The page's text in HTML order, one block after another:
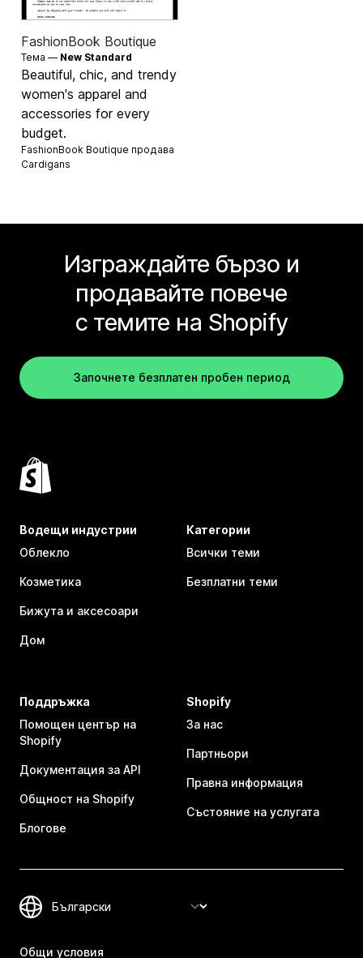
FashionBook Boutique
Тема — New Standard
Beautiful, chic, and trendy
women's apparel and
accessories for every
budget.
FashionBook Boutique продава
Cardigans
Изграждайте бързо и
продавайте повече
с темите на Shopify
Започнете безплатен пробен период
Водещи индустрии
Облекло
Козметика
Бижута и аксесоари
Дом
Категории
Всички теми
Безплатни теми
Поддръжка
Помощен център на
Shopify
Документация за API
Общност на Shopify
Блогове
Shopify
За нас
Партньори
Правна информация
Състояние на услугата
Общи условия